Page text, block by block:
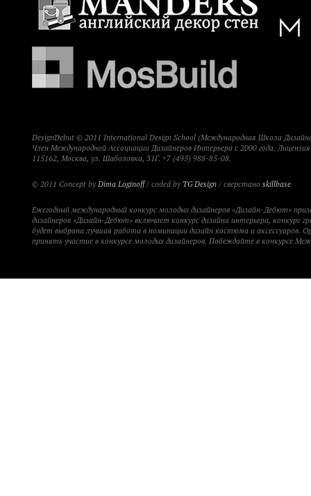
DesignDebut © 2011 International Design School (Международная Школа
Член Международной Ассоциации Дизайнеров Интерьера с 2000 года.
115162, Москва, ул. Шаболовка, 31Г. +7 (495) 988-85-08.
© 2011 Concept by Dima Loginoff/ coded by TG Design / сверстано skillbase
Ежегодный международный конкурс молодых дизайнеров «Дизайн-Дебют»
дизайнеров «Дизайн-Дебют» включает конкурс дизайна интерьера, конкурс
будет выбрана лучшая работа в номинации дизайн костюма и
принять участие в конкурсе молодых дизайнеров. Побеждайте в конкурсе